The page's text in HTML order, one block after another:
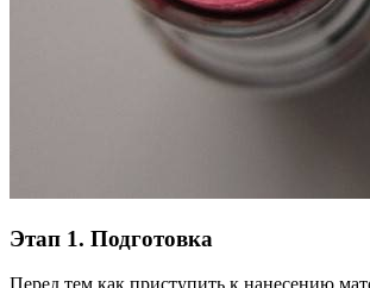
Этап 1. Подготовка